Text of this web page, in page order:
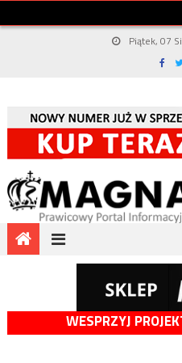
Piątek, 07
WESPRZYJ